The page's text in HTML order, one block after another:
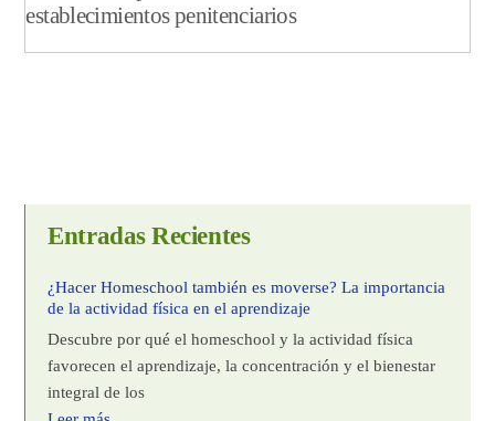
establecimientos penitenciarios
Entradas Recientes
¿Hacer Homeschool también es moverse? La importancia
de la actividad física en el aprendizaje
Descubre por qué el homeschool y la actividad física
favorecen el aprendizaje, la concentración y el bienestar
integral de los